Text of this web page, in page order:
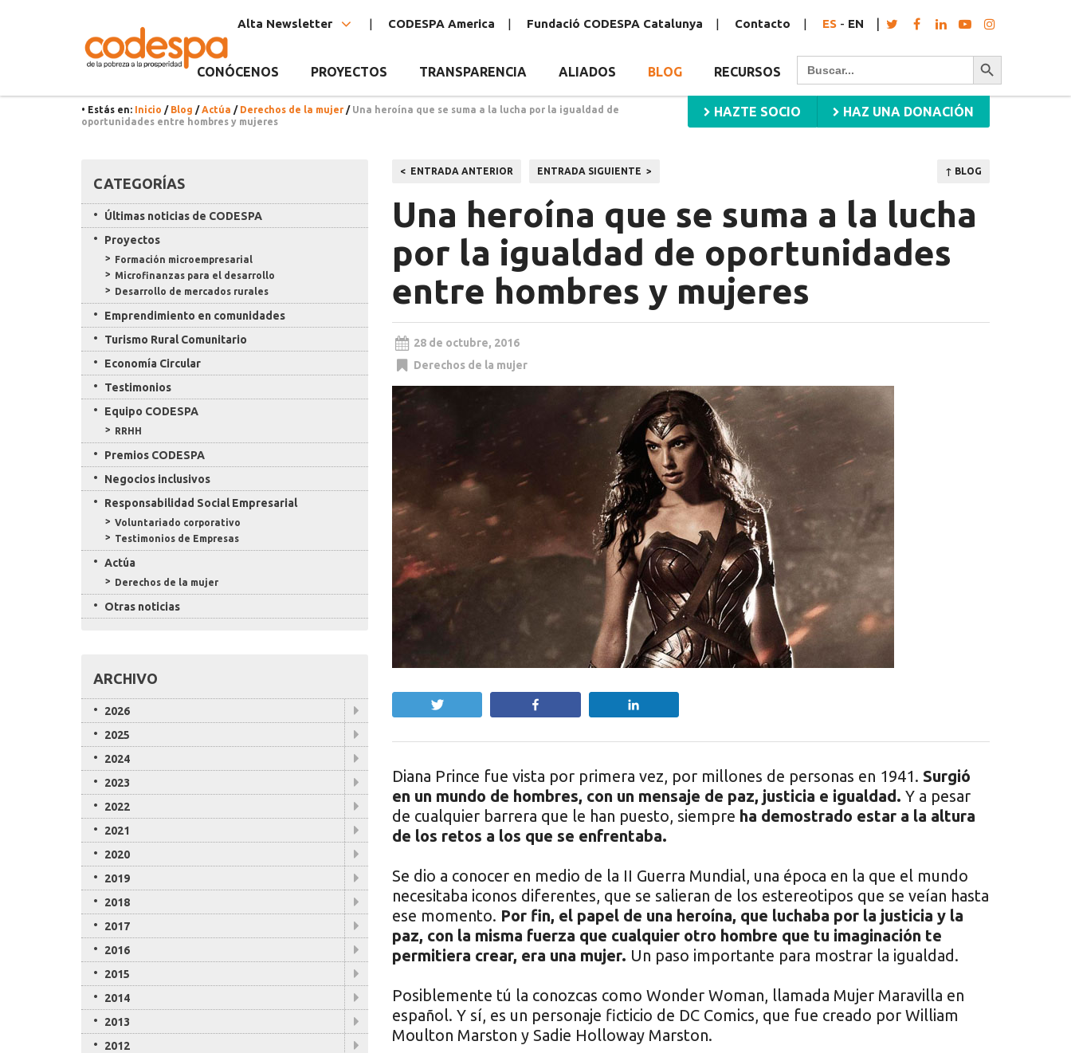
Alta Newsletter CODESPA America Fundació CODESPA Catalunya Contacto ES - EN
CONÓCENOS PROYECTOS TRANSPARENCIA ALIADOS BLOG RECURSOS
Buscar: Botón de búsqueda
HAZTE SOCIO HAZ UNA DONACIÓN
• Estás en: Inicio / Blog / Actúa / Derechos de la mujer / Una heroína que se suma a la lucha por la igualdad de
oportunidades entre hombres y mujeres
↑ BLOG
Navegación
de
entradas
ENTRADA ANTERIOR ENTRADA SIGUIENTE
Una heroína que se suma a la lucha
por la igualdad de oportunidades
entre hombres y mujeres
28 de octubre, 2016
Derechos de la mujer
Diana Prince fue vista por primera vez, por millones de personas en 1941. Surgió
en un mundo de hombres, con un mensaje de paz, justicia e igualdad. Y a pesar
de cualquier barrera que le han puesto, siempre ha demostrado estar a la altura
de los retos a los que se enfrentaba.
Se dio a conocer en medio de la II Guerra Mundial, una época en la que el mundo
necesitaba iconos diferentes, que se salieran de los estereotipos que se veían hasta
ese momento. Por fin, el papel de una heroína, que luchaba por la justicia y la
paz, con la misma fuerza que cualquier otro hombre que tu imaginación te
permitiera crear, era una mujer. Un paso importante para mostrar la igualdad.
Posiblemente tú la conozcas como Wonder Woman, llamada Mujer Maravilla en
español. Y sí, es un personaje ficticio de DC Comics, que fue creado por William
Moulton Marston y Sadie Holloway Marston.
CATEGORÍAS
Últimas noticias de CODESPA
Proyectos
Formación microempresarial
Microfinanzas para el desarrollo
Desarrollo de mercados rurales
Emprendimiento en comunidades
Turismo Rural Comunitario
Economía Circular
Testimonios
Equipo CODESPA
RRHH
Premios CODESPA
Negocios inclusivos
Responsabilidad Social Empresarial
Voluntariado corporativo
Testimonios de Empresas
Actúa
Derechos de la mujer
Otras noticias
ARCHIVO
2026
2025
2024
2023
2022
2021
2020
2019
2018
2017
2016
2015
2014
2013
2012